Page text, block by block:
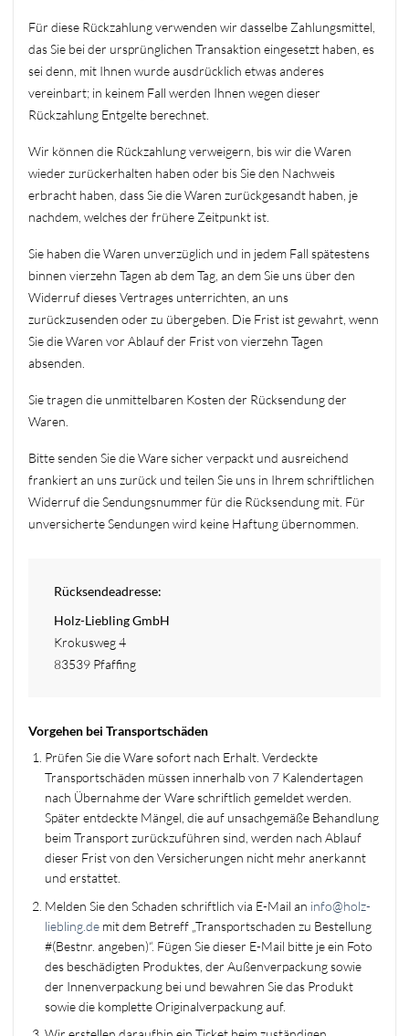
Für diese Rückzahlung verwenden wir dasselbe Zahlungsmittel,
das Sie bei der ursprünglichen Transaktion eingesetzt haben, es
sei denn, mit Ihnen wurde ausdrücklich etwas anderes
vereinbart; in keinem Fall werden Ihnen wegen dieser
Rückzahlung Entgelte berechnet.
Wir können die Rückzahlung verweigern, bis wir die Waren
wieder zurückerhalten haben oder bis Sie den Nachweis
erbracht haben, dass Sie die Waren zurückgesandt haben, je
nachdem, welches der frühere Zeitpunkt ist.
Sie haben die Waren unverzüglich und in jedem Fall spätestens
binnen vierzehn Tagen ab dem Tag, an dem Sie uns über den
Widerruf dieses Vertrages unterrichten, an uns
zurückzusenden oder zu übergeben. Die Frist ist gewahrt, wenn
Sie die Waren vor Ablauf der Frist von vierzehn Tagen
absenden.
Sie tragen die unmittelbaren Kosten der Rücksendung der
Waren.
Bitte senden Sie die Ware sicher verpackt und ausreichend
frankiert an uns zurück und teilen Sie uns in Ihrem schriftlichen
Widerruf die Sendungsnummer für die Rücksendung mit. Für
unversicherte Sendungen wird keine Haftung übernommen.
Rücksendeadresse:
Holz-Liebling GmbH
Krokusweg 4
83539 Pfaffing
Vorgehen bei Transportschäden
Prüfen Sie die Ware sofort nach Erhalt. Verdeckte
Transportschäden müssen innerhalb von 7 Kalendertagen
nach Übernahme der Ware schriftlich gemeldet werden.
Später entdeckte Mängel, die auf unsachgemäße Behandlung
beim Transport zurückzuführen sind, werden nach Ablauf
dieser Frist von den Versicherungen nicht mehr anerkannt
und erstattet.
Melden Sie den Schaden schriftlich via E-Mail an info@holz-
liebling.de mit dem Betreff „Transportschaden zu Bestellung
#(Bestnr. angeben)“. Fügen Sie dieser E-Mail bitte je ein Foto
des beschädigten Produktes, der Außenverpackung sowie
der Innenverpackung bei und bewahren Sie das Produkt
sowie die komplette Originalverpackung auf.